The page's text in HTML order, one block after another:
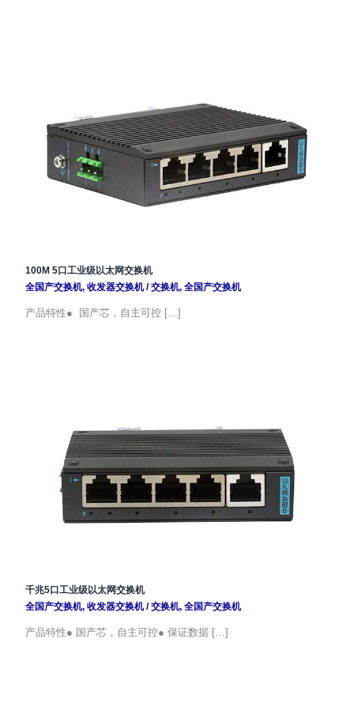
100M 5口工业级以太网交换机
全国产交换机, 收发器交换机/交换机, 全国产交换机
产品特性● 国产芯，自主可控 […]
千兆5口工业级以太网交换机
全国产交换机, 收发器交换机/交换机, 全国产交换机
产品特性● 国产芯，自主可控● 保证数据 […]